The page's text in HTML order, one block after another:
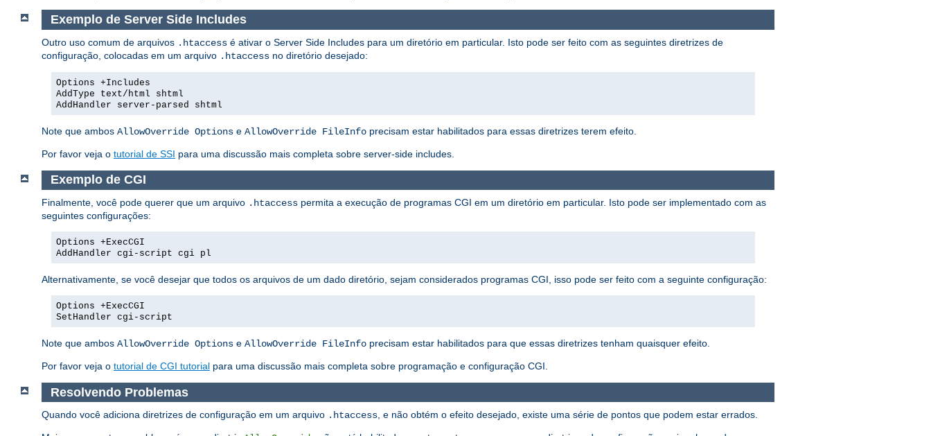
Exemplo de Server Side Includes
Outro uso comum de arquivos .htaccess é ativar o Server Side Includes para um diretório em particular. Isto pode ser feito com as seguintes diretrizes de
configuração, colocadas em um arquivo .htaccess no diretório desejado:
Options +Includes
AddType text/html shtml
AddHandler server-parsed shtml
Note que ambos AllowOverride Options e AllowOverride FileInfo precisam estar habilitados para essas diretrizes terem efeito.
Por favor veja o tutorial de SSI para uma discussão mais completa sobre server-side includes.
Exemplo de CGI
Finalmente, você pode querer que um arquivo .htaccess permita a execução de programas CGI em um diretório em particular. Isto pode ser implementado com as
seguintes configurações:
Options +ExecCGI
AddHandler cgi-script cgi pl
Alternativamente, se você desejar que todos os arquivos de um dado diretório, sejam considerados programas CGI, isso pode ser feito com a seguinte configuração:
Options +ExecCGI
SetHandler cgi-script
Note que ambos AllowOverride Options e AllowOverride FileInfo precisam estar habilitados para que essas diretrizes tenham quaisquer efeito.
Por favor veja o tutorial de CGI tutorial para uma discussão mais completa sobre programação e configuração CGI.
Resolvendo Problemas
Quando você adiciona diretrizes de configuração em um arquivo .htaccess, e não obtém o efeito desejado, existe uma série de pontos que podem estar errados.